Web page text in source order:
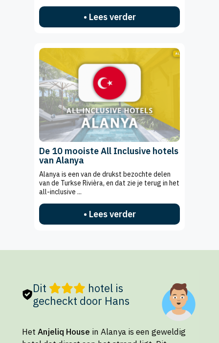
• Lees verder
De 10 mooiste All Inclusive hotels
van Alanya
Alanya is een van de drukst bezochte delen
van de Turkse Rivièra, en dat zie je terug in het
all-inclusive ...
• Lees verder
Dit
hotel is
gecheckt door Hans
Het Anjeliq House in Alanya is een geweldig